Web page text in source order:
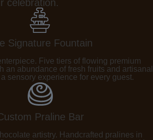
celebration.
Signature Fountain
Five tiers of flowing premium
an abundance of fresh fruits and artisanal
sensory experience for every guest.
Praline Bar
artistry. Handcrafted pralines in